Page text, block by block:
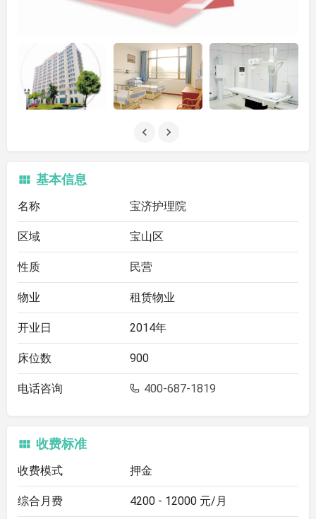
基本信息
名称 宝济护理院
区域 宝山区
性质 民营
物业 租赁物业
开业日 2014年
床位数 900
电话咨询 400-687-1819
收费标准
收费模式 押金
综合月费 4200 - 12000 元/月